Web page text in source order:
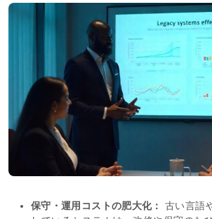
保守・運用コストの肥大化：
古い言語